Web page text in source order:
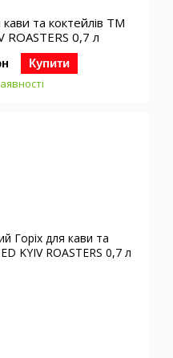
та коктейлів ТМ
ROASTERS 0,7 л
Купити